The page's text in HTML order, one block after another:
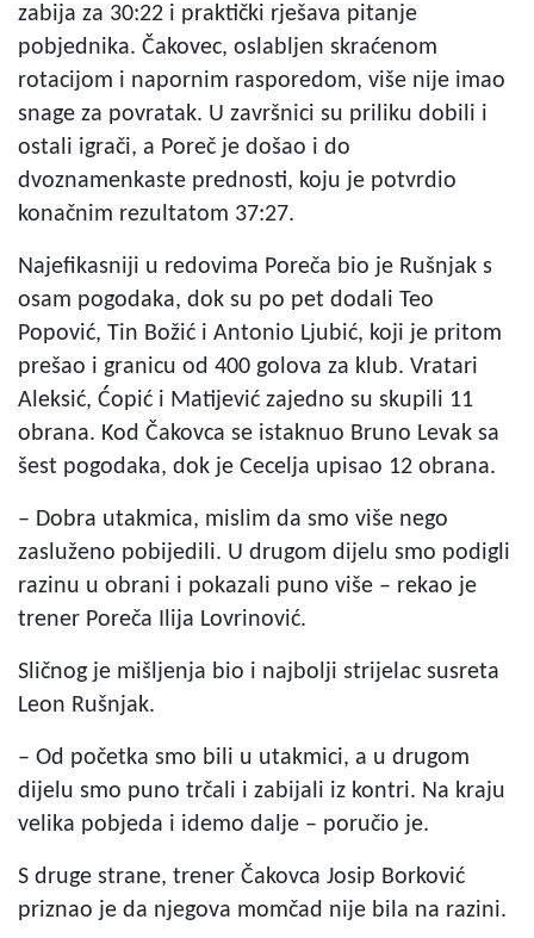
zabija za 30:22 i praktički rješava pitanje
pobjednika. Čakovec, oslabljen skraćenom
rotacijom i napornim rasporedom, više nije imao
snage za povratak. U završnici su priliku dobili i
ostali igrači, a Poreč je došao i do
dvoznamenkaste prednosti, koju je potvrdio
konačnim rezultatom 37:27.
Najefikasniji u redovima Poreča bio je Rušnjak s
osam pogodaka, dok su po pet dodali Teo
Popović, Tin Božić i Antonio Ljubić, koji je pritom
prešao i granicu od 400 golova za klub. Vratari
Aleksić, Ćopić i Matijević zajedno su skupili 11
obrana. Kod Čakovca se istaknuo Bruno Levak sa
šest pogodaka, dok je Cecelja upisao 12 obrana.
– Dobra utakmica, mislim da smo više nego
zasluženo pobijedili. U drugom dijelu smo podigli
razinu u obrani i pokazali puno više – rekao je
trener Poreča Ilija Lovrinović.
Sličnog je mišljenja bio i najbolji strijelac susreta
Leon Rušnjak.
– Od početka smo bili u utakmici, a u drugom
dijelu smo puno trčali i zabijali iz kontri. Na kraju
velika pobjeda i idemo dalje – poručio je.
S druge strane, trener Čakovca Josip Borković
priznao je da njegova momčad nije bila na razini.